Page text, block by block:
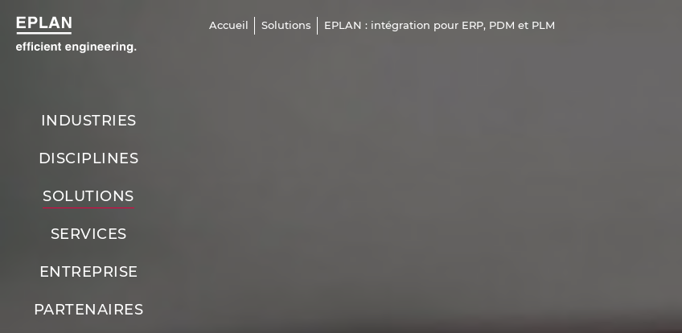
Accueil Solutions EPLAN : intégration pour ERP, PDM et PLM
INDUSTRIES
DISCIPLINES
SOLUTIONS
SERVICES
ENTREPRISE
PARTENAIRES